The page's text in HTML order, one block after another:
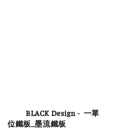
位鐵板_墨流鐵板